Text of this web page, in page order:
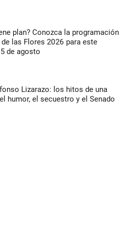
plan? Conozca la programación
de las Flores 2026 para este
de agosto
Lizarazo: los hitos de una
humor, el secuestro y el Senado